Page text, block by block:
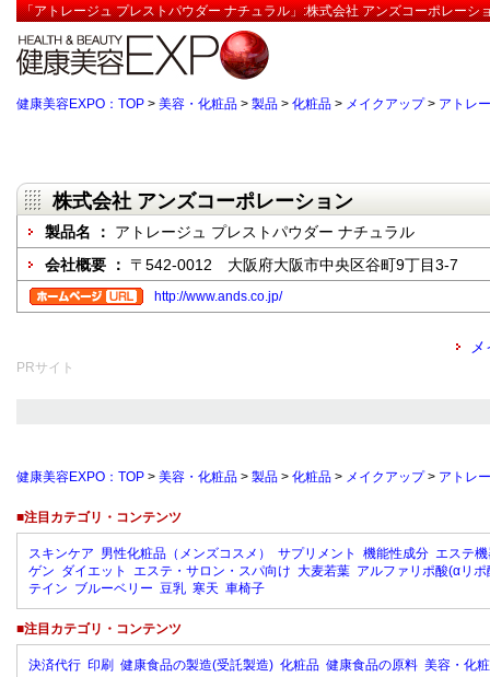
「アトレージュ プレストパウダー ナチュラル」:株式会社 アンズコーポレーシ
健康美容EXPO：TOP > 美容・化粧品 > 製品 > 化粧品 > メイクアップ> アトレ
株式会社 アンズコーポレーション
製品名 ： アトレージュ プレストパウダー ナチュラル
会社概要 ： 〒542-0012 大阪府大阪市中央区谷町9丁目3-7
http://www.ands.co.jp/
PRサイト
健康美容EXPO：TOP > 美容・化粧品 > 製品 > 化粧品 > メイクアップ> アトレ
■注目カテゴリ・コンテンツ
スキンケア 男性化粧品（メンズコスメ） サプリメント 機能性成分 エステ
ゲン ダイエット エステ・サロン・スパ向け 大麦若葉 アルファリポ酸(αリポ
テイン ブルーベリー 豆乳 寒天 車椅子
■注目カテゴリ・コンテンツ
決済代行 印刷 健康食品の製造(受託製造) 化粧品 健康食品の原料 美容・化